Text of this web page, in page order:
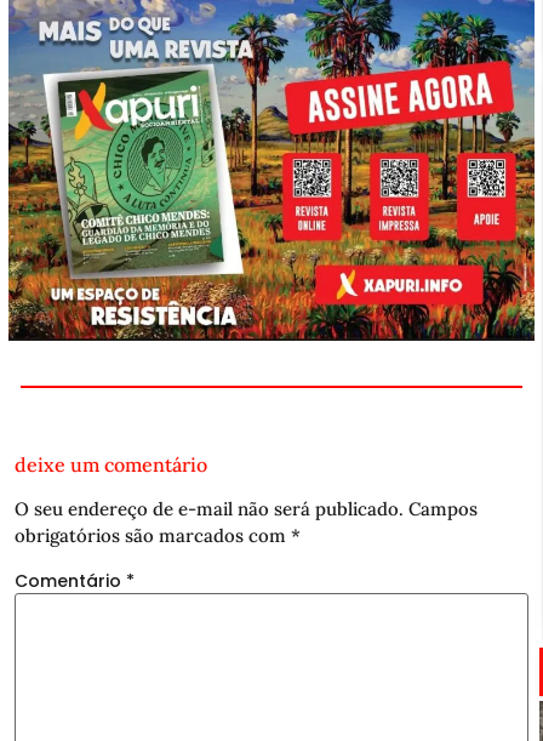
deixe um comentário
O seu endereço de e-mail não será publicado. Campos
obrigatórios são marcados com *
Comentário *